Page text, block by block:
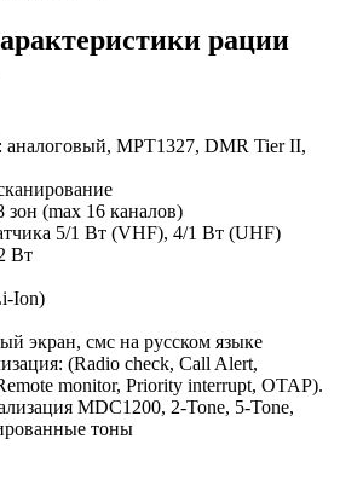
рации
аналоговый, MPT1327, DMR Tier II,
зон (max 16 каналов)
5/1 Вт (VHF), 4/1 Вт (UHF)
Вт
Ion)
экран, смс на русском языке
(Radio check, Call Alert,
monitor, Priority interrupt, OTAP).
MDC1200, 2-Tone, 5-Tone,
тоны